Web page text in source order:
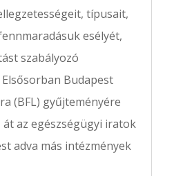
típusait,
esélyét,
szabályozó
Budapest
(BFL) gyűjteményére
az egészségügyi iratok
adva más intézmények